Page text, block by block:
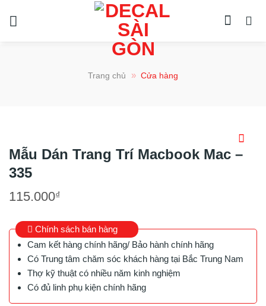
Trang chủ » Cửa hàng
Mẫu Dán Trang Trí Macbook Mac –
335
115.000₫
Chính sách bán hàng
Cam kết hàng chính hãng/ Bảo hành chính hãng
Có Trung tâm chăm sóc khách hàng tại Bắc Trung Nam
Thợ kỹ thuật có nhiều năm kinh nghiệm
Có đủ linh phụ kiện chính hãng